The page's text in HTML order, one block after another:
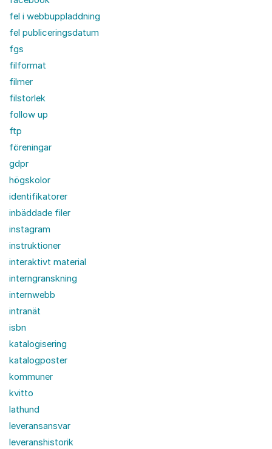
fel i webbuppladdning
fel publiceringsdatum
fgs
filformat
filmer
filstorlek
follow up
ftp
föreningar
gdpr
högskolor
identifikatorer
inbäddade filer
instagram
instruktioner
interaktivt material
interngranskning
internwebb
intranät
isbn
katalogisering
katalogposter
kommuner
kvitto
lathund
leveransansvar
leveranshistorik